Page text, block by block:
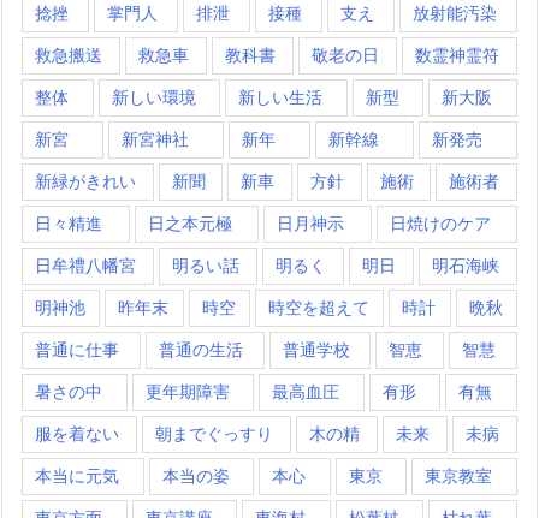
捻挫 掌門人 排泄 接種 支え 放射能汚染
救急搬送 救急車 教科書 敬老の日 数霊神霊符
整体 新しい環境 新しい生活 新型 新大阪
新宮 新宮神社 新年 新幹線 新発売
新緑がきれい 新聞 新車 方針 施術 施術者
日々精進 日之本元極 日月神示 日焼けのケア
日牟禮八幡宮 明るい話 明るく 明日 明石海峡
明神池 昨年末 時空 時空を超えて 時計 晩秋
普通に仕事 普通の生活 普通学校 智恵 智慧
暑さの中 更年期障害 最高血圧 有形 有無
服を着ない 朝までぐっすり 木の精 未来 未病
本当に元気 本当の姿 本心 東京 東京教室